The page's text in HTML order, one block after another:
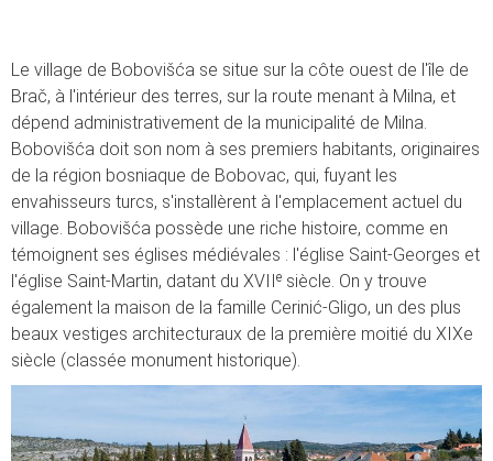
Le village de Bobovišća se situe sur la côte ouest de l'île de
Brač, à l'intérieur des terres, sur la route menant à Milna, et
dépend administrativement de la municipalité de Milna.
Bobovišća doit son nom à ses premiers habitants, originaires
de la région bosniaque de Bobovac, qui, fuyant les
envahisseurs turcs, s'installèrent à l'emplacement actuel du
village. Bobovišća possède une riche histoire, comme en
témoignent ses églises médiévales : l'église Saint-Georges et
l'église Saint-Martin, datant du XVIIᵉ siècle. On y trouve
également la maison de la famille Cerinić-Gligo, un des plus
beaux vestiges architecturaux de la première moitié du XIXe
siècle (classée monument historique).